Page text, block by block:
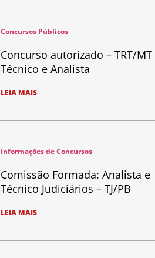
Concursos Públicos
Concurso autorizado – TRT/MT
Técnico e Analista
LEIA MAIS
Informações de Concursos
Comissão Formada: Analista e
Técnico Judiciários – TJ/PB
LEIA MAIS